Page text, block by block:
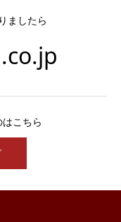
ましたら
こちら